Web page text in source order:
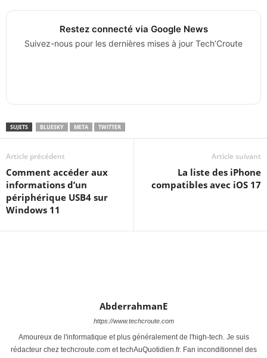
Restez connecté via Google News
Suivez-nous pour les dernières mises à jour Tech’Croute
SUJETS BLUESKY META TWITTER
Article précédent
Comment accéder aux
informations d’un
périphérique USB4 sur
Windows 11
Article suivant
La liste des iPhone
compatibles avec iOS 17
AbderrahmanE
https://www.techcroute.com
Amoureux de l'informatique et plus généralement de l'high-tech. Je suis
rédacteur chez techcroute.com et techAuQuotidien.fr. Fan inconditionnel des